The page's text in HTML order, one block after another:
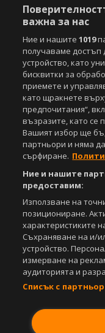
Този уебсайт е
Управление на
Съдържанието на този
под закрила на Закона за
Всички статии,
видео материали,
Спортал, освен ако
публикуване на текстови
Агенция Спортал,
www.sportal.bg.
публикувани в сайта, е
санкционирани с цялата
СвалиБЕЗПЛАТНОТО
Android
Powered by:
важна за нас
Ние и нашите1019
получаваме
устройство, като
бисквитки за
приемете и
като щракнете
предпочитания“,
възразите, като се
Вашият избор ще
партньори и няма
сърфиране.
Ние и нашите
предоставим:
Използване на
позициониране.
характеристиките
Съхраняване на и/
устройство.
измерване на
аудиторията и
Списък с